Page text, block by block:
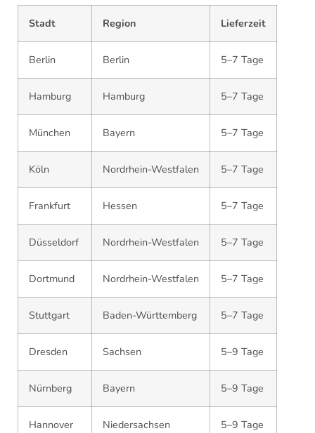
Stadt Region Lieferzeit
Berlin Berlin 5–7 Tage
Hamburg Hamburg 5–7 Tage
München Bayern 5–7 Tage
Köln Nordrhein-Westfalen 5–7 Tage
Frankfurt Hessen 5–7 Tage
Düsseldorf Nordrhein-Westfalen 5–7 Tage
Dortmund Nordrhein-Westfalen 5–7 Tage
Stuttgart Baden-Württemberg 5–7 Tage
Dresden Sachsen 5–9 Tage
Nürnberg Bayern 5–9 Tage
Hannover Niedersachsen 5–9 Tage